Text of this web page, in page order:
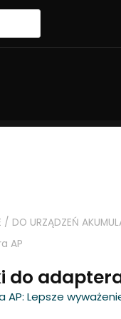
/ DO URZĄDZEŃ
AP
do
Lepsze